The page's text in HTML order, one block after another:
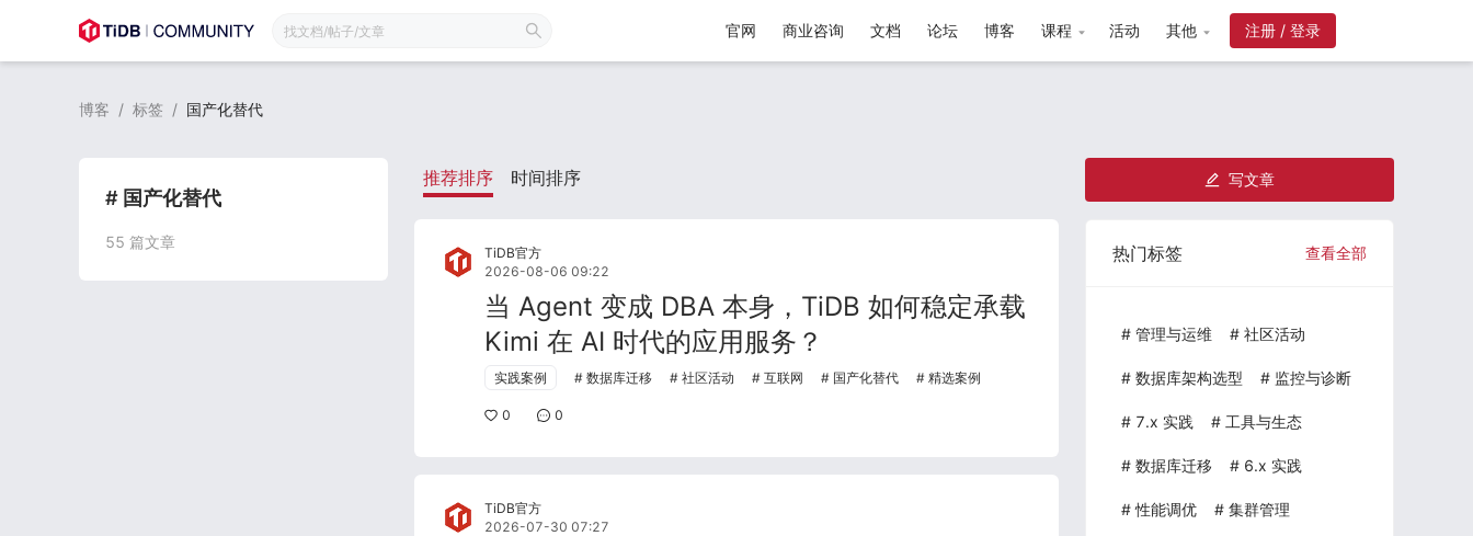
官网 商业咨询 文档 论坛 博客 课程 活动 其他 注册 / 登录
博客 / 标签 / 国产化替代
# 国产化替代
55 篇文章
推荐排序 时间排序
TiDB官方
2026-08-06 09:22
当 Agent 变成 DBA 本身，TiDB 如何稳定承载
Kimi 在 AI 时代的应用服务？
实践案例 数据库迁移 社区活动 互联网 国产化替代 精选案例
0 0
TiDB官方
2026-07-30 07:27
写文章
热门标签 查看全部
# 管理与运维 # 社区活动
# 数据库架构选型 # 监控与诊断
# 7.x 实践 # 工具与生态
# 数据库迁移 # 6.x 实践
#性能调优 # 集群管理